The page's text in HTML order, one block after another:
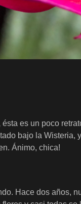
ésta es un poco
bajo la Wisteria,
Ánimo, chica!
Hace dos años,